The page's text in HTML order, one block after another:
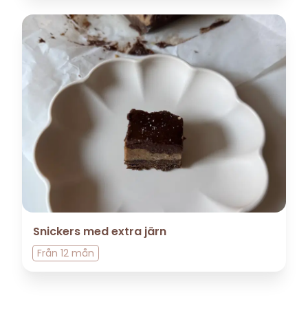
Snickers med extra järn
Från 12 mån